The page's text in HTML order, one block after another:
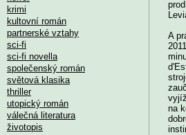
A
na
krimi
kultovní román
partnerské vztahy
sci-fi
sci-fi novella
společenský román
světová klasika
thriller
utopický román
válečná literatura
životopis